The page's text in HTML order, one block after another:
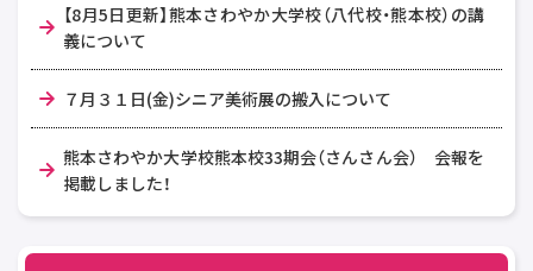
【8月5日更新】熊本さわやか大学校（八代校・熊本校）の講
義について
７月３１日(金)シニア美術展の搬入について
熊本さわやか大学校熊本校33期会（さんさん会） 会報を
掲載しました！